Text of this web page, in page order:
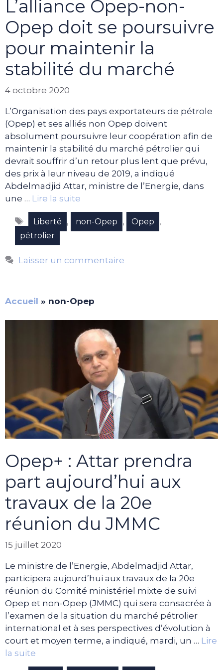
L’alliance Opep-non-
Opep doit se poursuivre
pour maintenir la
stabilité du marché
4 octobre 2020
L’Organisation des pays exportateurs de pétrole
(Opep) et ses alliés non Opep doivent
absolument poursuivre leur coopération afin de
maintenir la stabilité du marché pétrolier qui
devrait souffrir d’un retour plus lent que prévu,
des prix à leur niveau de 2019, a indiqué
Abdelmadjid Attar, ministre de l’Energie, dans
une … Lire la suite
Étiquettes
Liberté , non-Opep , Opep ,
pétrolier
Laisser un commentaire
Accueil » non-Opep
Opep+ : Attar prendra
part aujourd’hui aux
travaux de la 20e
réunion du JMMC
15 juillet 2020
Le ministre de l’Energie, Abdelmadjid Attar,
participera aujourd’hui aux travaux de la 20e
réunion du Comité ministériel mixte de suivi
Opep et non-Opep (JMMC) qui sera consacrée à
l’examen de la situation du marché pétrolier
international et à ses perspectives d’évolution à
court et moyen terme, a indiqué, mardi, un … Lire
la suite